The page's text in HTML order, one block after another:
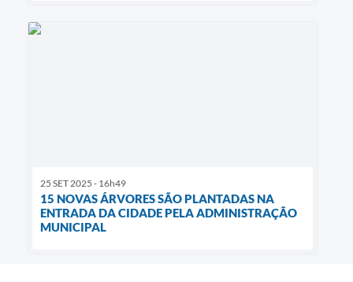
25 SET 2025 - 16h49
15 NOVAS ÁRVORES SÃO PLANTADAS NA
ENTRADA DA CIDADE PELA ADMINISTRAÇÃO
MUNICIPAL